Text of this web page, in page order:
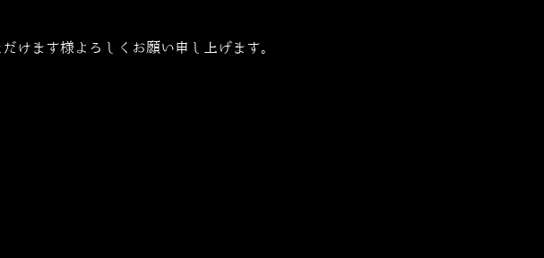
けます様よろしくお願い申し上げます。